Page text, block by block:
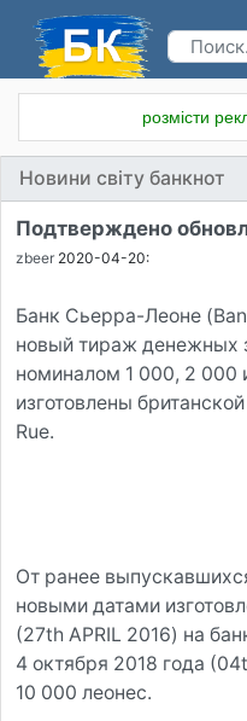
розмісти
Новини світу банкнот
Подтверждено
zbeer 2020-04-20:
Банк Сьерра-Леоне
новый тираж денежных
номиналом 1 000, 2 000
изготовлены
Rue.
От ранее
новыми датами
(27th APRIL 2016) на
4 октября 2018 года
10 000 леонес.